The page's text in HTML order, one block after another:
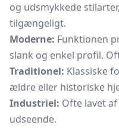
og udsmykkede
tilgængeligt.
Moderne: Funktionen
slank og enkel profil.
Traditionel: Klassiske
ældre eller historiske
Industriel: Ofte lavet
udseende.